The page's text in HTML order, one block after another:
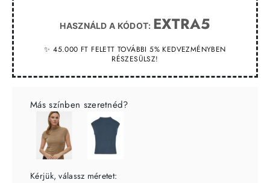
HASZNÁLD A KÓDOT: EXTRA5
✨ 45.000 FT FELETT TOVÁBBI 5% KEDVEZMÉNYBEN
RÉSZESÜLSZ!
Más színben szeretnéd?
Kérjük, válassz méretet: